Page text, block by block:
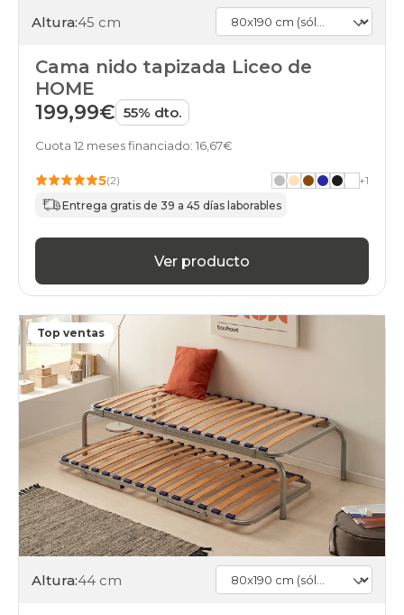
Altura:45 cm
Cama nido tapizada Liceo de
HOME
199,99€ 55% dto.
Cuota 12 meses financiado: 16,67€
5(2) +1
Entrega gratis de 39 a 45 días laborables
Ver producto
Top ventas
Altura:44 cm